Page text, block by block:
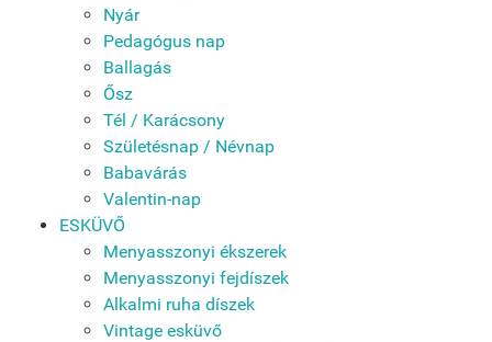
Nyár
Pedagógus nap
Ballagás
Ősz
Tél / Karácsony
Születésnap / Névnap
Babavárás
Valentin-nap
ESKÜVŐ
Menyasszonyi ékszerek
Menyasszonyi fejdíszek
Alkalmi ruha díszek
Vintage esküvő